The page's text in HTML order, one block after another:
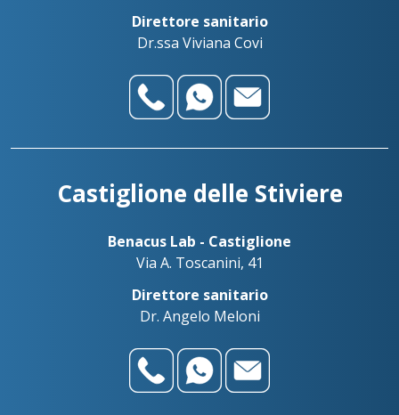
Direttore sanitario
Dr.ssa Viviana Covi
Castiglione delle Stiviere
Benacus Lab - Castiglione
Via A. Toscanini, 41
Direttore sanitario
Dr. Angelo Meloni